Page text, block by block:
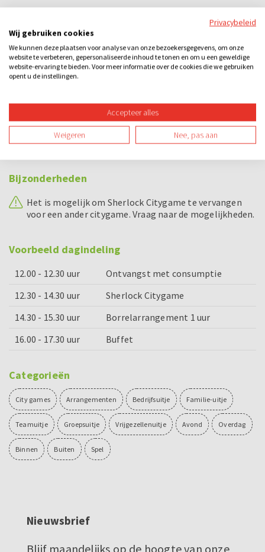
Ontvangst met consumptie
Begeleiding tijdens het spel
Tablet per team
Prijs voor het winnende team
Borrelarrangement (3 consumpties p.p.)
Buffet
Bijzonderheden
Het is mogelijk om Sherlock Citygame te vervangen
voor een ander citygame. Vraag naar de mogelijkheden.
Voorbeeld dagindeling
12.00 - 12.30 uur
Ontvangst met consumptie
12.30 - 14.30 uur
Sherlock Citygame
14.30 - 15.30 uur
Borrelarrangement 1 uur
16.00 - 17.30 uur
Buffet
Categorieën
City games Arrangementen Bedrijfsuitje Familie-uitje
Teamuitje Groepsuitje Vrijgezellenuitje Avond Overdag
Binnen Buiten Spel
Nieuwsbrief
Blijf maandelijks op de hoogte van onze
Privacybeleid
Wij gebruiken cookies
We kunnen deze plaatsen voor analyse van onze bezoekersgegevens, om onze
website te verbeteren, gepersonaliseerde inhoud te tonen en om u een geweldige
website-ervaring te bieden. Voor meer informatie over de cookies die we gebruiken
opent u de instellingen.
Accepteer alles
Weigeren Nee, pas aan